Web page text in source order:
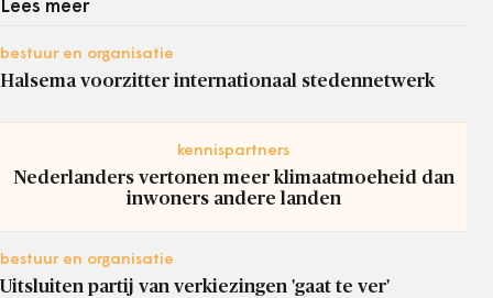
Lees meer
bestuur en organisatie
Halsema voorzitter internationaal stedennetwerk
kennispartners
Nederlanders vertonen meer klimaatmoeheid dan
inwoners andere landen
bestuur en organisatie
Uitsluiten partij van verkiezingen 'gaat te ver'